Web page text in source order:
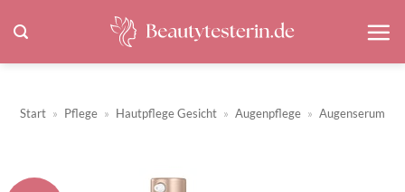
Inhalt
springen
Start » Pflege » Hautpflege Gesicht » Augenpflege » Augenserum